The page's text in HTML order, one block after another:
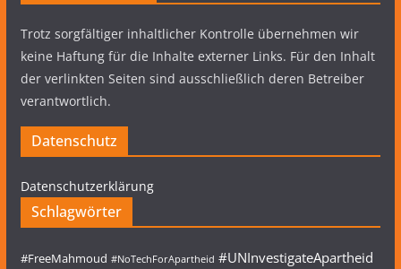
Trotz sorgfältiger inhaltlicher Kontrolle übernehmen wir
keine Haftung für die Inhalte externer Links. Für den Inhalt
der verlinkten Seiten sind ausschließlich deren Betreiber
verantwortlich.
Datenschutz
Datenschutzerklärung
Schlagwörter
#FreeMahmoud #NoTechForApartheid #UNInvestigateApartheid